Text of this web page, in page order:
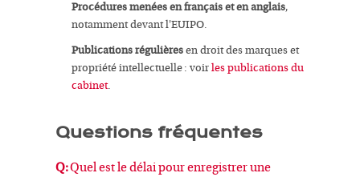
Procédures menées en français et en anglais,
notamment devant l'EUIPO.
Publications régulièresen droit des marques et
propriété intellectuelle : voirles publications du
cabinet.
Questions fréquentes
Q:Quel est le délai pour enregistrer une